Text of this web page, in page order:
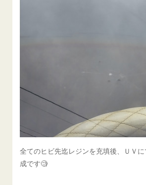
全てのヒビ先迄レジンを充填後、ＵＶ
成です🧐